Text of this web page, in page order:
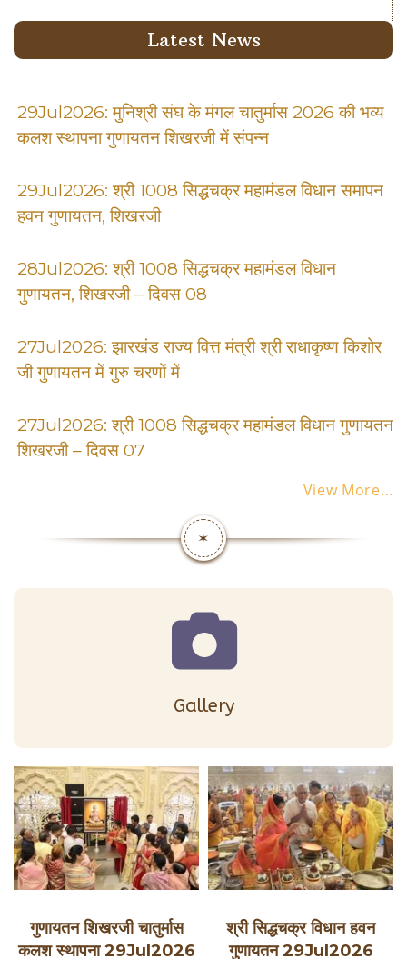
Latest News
29Jul2026: मुनिश्री संघ के मंगल चातुर्मास 2026 की भव्य
कलश स्थापना गुणायतन शिखरजी में संपन्न
29Jul2026: श्री 1008 सिद्धचक्र महामंडल विधान समापन
हवन गुणायतन, शिखरजी
28Jul2026: श्री 1008 सिद्धचक्र महामंडल विधान
गुणायतन, शिखरजी – दिवस 08
27Jul2026: झारखंड राज्य वित्त मंत्री श्री राधाकृष्ण किशोर
जी गुणायतन में गुरु चरणों में
27Jul2026: श्री 1008 सिद्धचक्र महामंडल विधान गुणायतन,
शिखरजी – दिवस 07
View More...
✶
Gallery
गुणायतन शिखरजी चातुर्मास
कलश स्थापना 29Jul2026
श्री सिद्धचक्र विधान हवन
गुणायतन 29Jul2026